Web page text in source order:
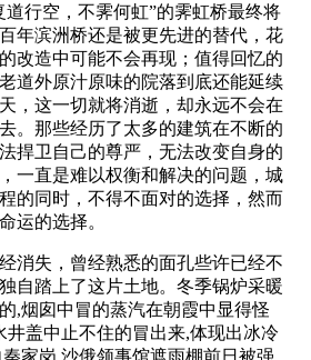
道行空，不霁何虹”的霁虹桥最终将
年滨洲桥还是被更先进的替代，花
改造中可能不会再现；值得回忆的
道外原汁原味的院落到底还能延续
，这一切就将消逝，却永远不会在
。那些经历了太多的建筑在不断的
捍卫自己的尊严，无法改变自身的
一直是难以权衡和解决的问题，城
的同时，不得不面对的选择，然而
运的选择。
消失，曾经熟悉的面孔些许已经不
自踏上了这片土地。冬季锅炉采暖
,烟囱中冒的蒸汽在朝霞中显得怪
井盖中止不住的冒出来,体现出冰冷
家岗,沙俄领事馆遮雨棚前日被强